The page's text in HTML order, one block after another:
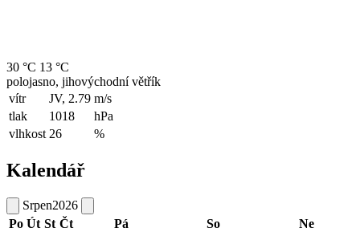
30 °C 13 °C
polojasno, jihovýchodní větřík
vítr
JV, 2.79 m/s
tlak
1018
hPa
vlhkost 26 %
Kalendář
Srpen2026
Po Út St Čt Pá So
Ne